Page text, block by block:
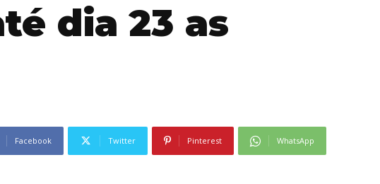
dia 23 as
Facebook Twitter Pinterest WhatsApp